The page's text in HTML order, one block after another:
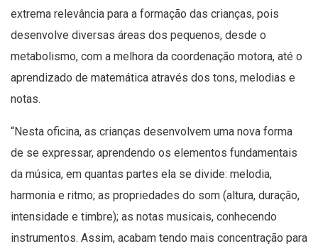
extrema relevância para a formação das crianças, pois
desenvolve diversas áreas dos pequenos, desde o
metabolismo, com a melhora da coordenação motora, até o
aprendizado de matemática através dos tons, melodias e
notas.
“Nesta oficina, as crianças desenvolvem uma nova forma
de se expressar, aprendendo os elementos fundamentais
da música, em quantas partes ela se divide: melodia,
harmonia e ritmo; as propriedades do som (altura, duração,
intensidade e timbre); as notas musicais, conhecendo
instrumentos. Assim, acabam tendo mais concentração para